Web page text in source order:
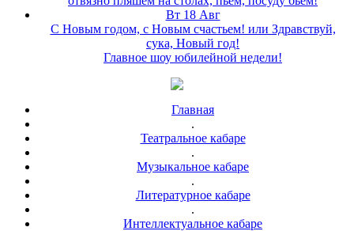
Вт 18 Авг
С Новым годом, с Новым счастьем! или Здравствуй,
сука, Новый год!
Главное шоу юбилейной недели!
Главная
.
Театральное кабаре
.
Музыкальное кабаре
.
Литературное кабаре
.
Интеллектуальное кабаре